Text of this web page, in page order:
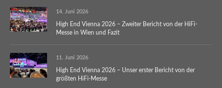
14. Juni 2026
High End Vienna 2026 – Zweiter Bericht von der HiFi-
Messe in Wien und Fazit
11. Juni 2026
High End Vienna 2026 – Unser erster Bericht von der
größten HiFi-Messe